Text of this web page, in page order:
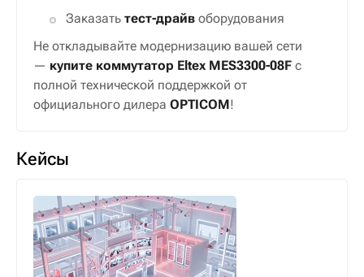
Заказать тест-драйв оборудования
Не откладывайте модернизацию вашей сети
— купите коммутатор Eltex MES3300-08F с
полной технической поддержкой от
официального дилера OPTICOM!
Кейсы